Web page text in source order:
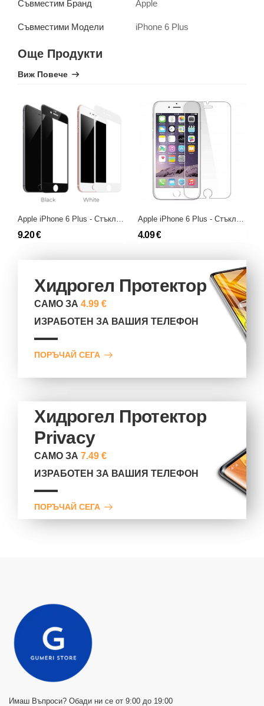
Съвместим Бранд Apple
Съвместими Модели iPhone 6 Plus
Още Продукти
Виж Повече
9.20 € 4.09 €
Хидрогел Протектор
САМО ЗА4.99 €
ИЗРАБОТЕН ЗА ВАШИЯ ТЕЛЕФОН
ПОРЪЧАЙ СЕГА
Хидрогел Протектор
Privacy
САМО ЗА7.49 €
ИЗРАБОТЕН ЗА ВАШИЯ ТЕЛЕФОН
ПОРЪЧАЙ СЕГА
Имаш Въпроси? Обади ни се от 9:00 до 19:00